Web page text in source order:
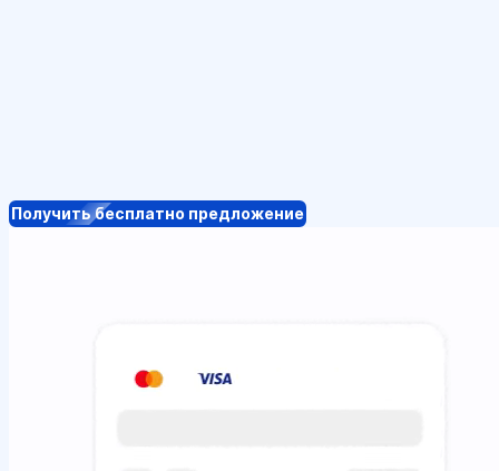
Получить бесплатно предложение